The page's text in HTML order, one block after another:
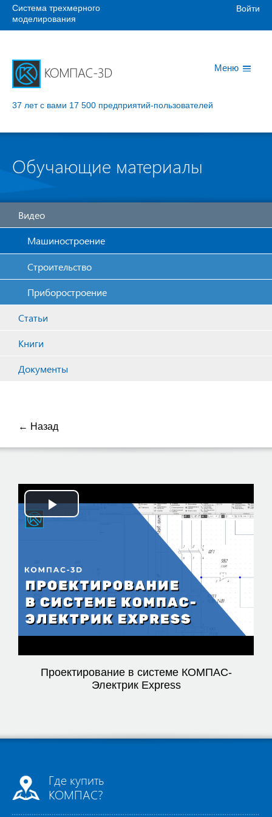
Система трехмерного
моделирования
Войти
Меню
37 лет с вами 17 500 предприятий-пользователей
Обучающие материалы
Видео
Машиностроение
Строительство
Приборостроение
Статьи
Книги
Документы
← Назад
Play
Проектирование в системе КОМПАС-
Электрик Express
Где купить
КОМПАС?